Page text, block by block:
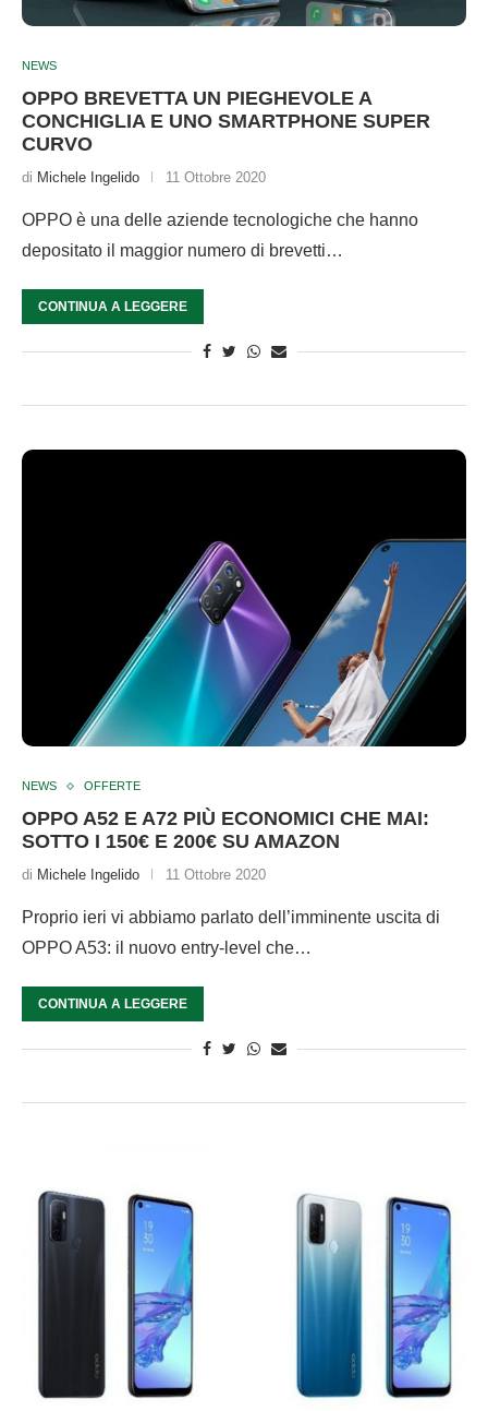
NEWS
OPPO BREVETTA UN PIEGHEVOLE A
CONCHIGLIA E UNO SMARTPHONE SUPER
CURVO
di Michele Ingelido 11 Ottobre 2020
OPPO è una delle aziende tecnologiche che hanno
depositato il maggior numero di brevetti…
CONTINUA A LEGGERE
NEWS OFFERTE
OPPO A52 E A72 PIÙ ECONOMICI CHE MAI:
SOTTO I 150€ E 200€ SU AMAZON
di Michele Ingelido 11 Ottobre 2020
Proprio ieri vi abbiamo parlato dell’imminente uscita di
OPPO A53: il nuovo entry-level che…
CONTINUA A LEGGERE